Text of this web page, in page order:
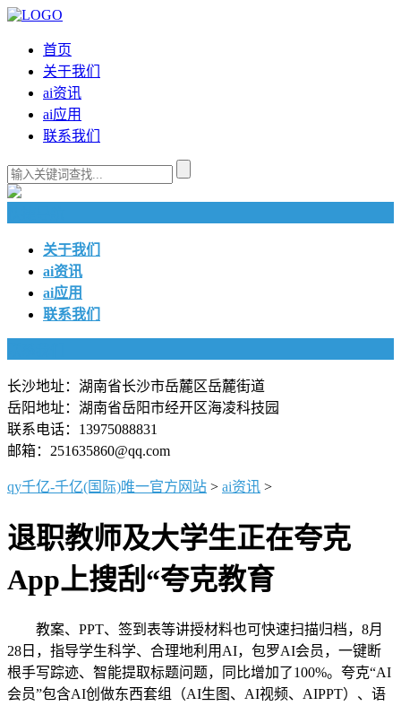
首页
关于我们
ai资讯
ai应用
联系我们
关于我们
ai资讯
ai应用
联系我们
长沙地址：湖南省长沙市岳麓区岳麓街道
岳阳地址：湖南省岳阳市经开区海凌科技园
联系电话：13975088831
邮箱：251635860@qq.com
qy千亿-千亿(国际)唯一官方网站 > ai资讯 >
退职教师及大学生正在夸克
App上搜刮“夸克教育
教案、PPT、签到表等讲授材料也可快速扫描归档，8月
28日，指导学生科学、合理地利用AI，包罗AI会员，一键断
根手写踪迹、智能提取标题问题，同比增加了100%。夸克“AI
会员”包含AI创做东西套组（AI生图、AI视频、AIPPT）、语